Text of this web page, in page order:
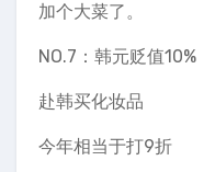
加个大菜了。
NO.7：韩元贬值10%
赴韩买化妆品
今年相当于打9折